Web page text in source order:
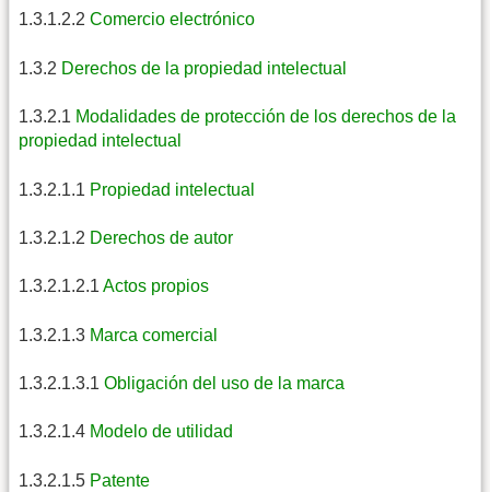
1.3.1.2.2 Comercio electrónico
1.3.2 Derechos de la propiedad intelectual
1.3.2.1 Modalidades de protección de los derechos de la
propiedad intelectual
1.3.2.1.1 Propiedad intelectual
1.3.2.1.2 Derechos de autor
1.3.2.1.2.1 Actos propios
1.3.2.1.3 Marca comercial
1.3.2.1.3.1 Obligación del uso de la marca
1.3.2.1.4 Modelo de utilidad
1.3.2.1.5 Patente